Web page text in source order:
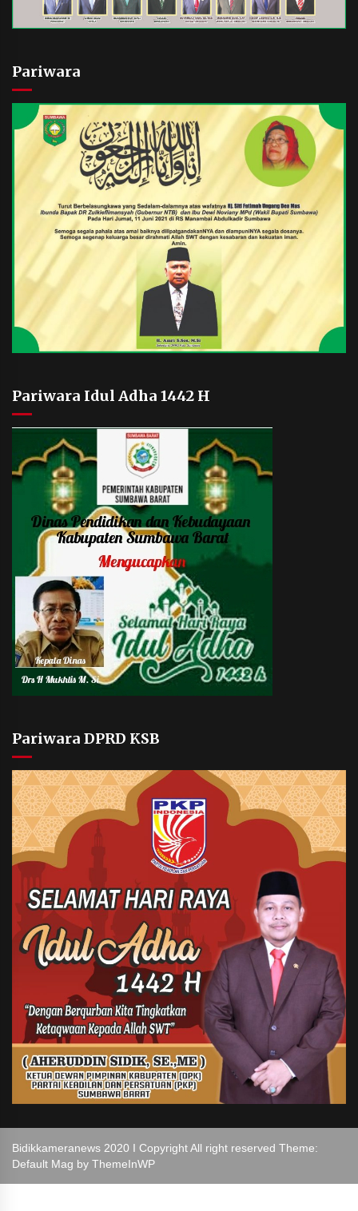
Pariwara
Pariwara Idul Adha 1442 H
Pariwara DPRD KSB
Bidikkameranews 2020 I Copyright All right reserved Theme:
Default Mag by ThemeInWP